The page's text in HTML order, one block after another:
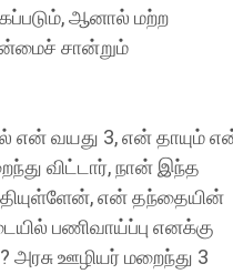
ஆனால் மற்ற
சான்றும்
என் வயது 3, என் தாயும்
விட்டார், நான் இந்த
என் தந்தையின்
பணிவாய்ப்பு எனக்கு
ஊழியர் மறைந்து 3